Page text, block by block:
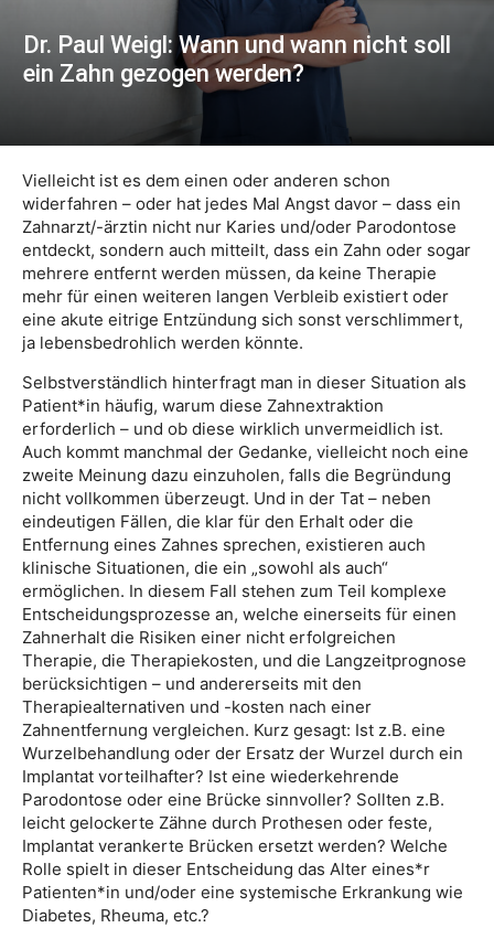
Dr. Paul Weigl: Wann und wann nicht soll
ein Zahn gezogen werden?
Vielleicht ist es dem einen oder anderen schon
widerfahren – oder hat jedes Mal Angst davor – dass ein
Zahnarzt/-ärztin nicht nur Karies und/oder Parodontose
entdeckt, sondern auch mitteilt, dass ein Zahn oder sogar
mehrere entfernt werden müssen, da keine Therapie
mehr für einen weiteren langen Verbleib existiert oder
eine akute eitrige Entzündung sich sonst verschlimmert,
ja lebensbedrohlich werden könnte.
Selbstverständlich hinterfragt man in dieser Situation als
Patient*in häufig, warum diese Zahnextraktion
erforderlich – und ob diese wirklich unvermeidlich ist.
Auch kommt manchmal der Gedanke, vielleicht noch eine
zweite Meinung dazu einzuholen, falls die Begründung
nicht vollkommen überzeugt. Und in der Tat – neben
eindeutigen Fällen, die klar für den Erhalt oder die
Entfernung eines Zahnes sprechen, existieren auch
klinische Situationen, die ein „sowohl als auch“
ermöglichen. In diesem Fall stehen zum Teil komplexe
Entscheidungsprozesse an, welche einerseits für einen
Zahnerhalt die Risiken einer nicht erfolgreichen
Therapie, die Therapiekosten, und die Langzeitprognose
berücksichtigen – und andererseits mit den
Therapiealternativen und -kosten nach einer
Zahnentfernung vergleichen. Kurz gesagt: Ist z.B. eine
Wurzelbehandlung oder der Ersatz der Wurzel durch ein
Implantat vorteilhafter? Ist eine wiederkehrende
Parodontose oder eine Brücke sinnvoller? Sollten z.B.
leicht gelockerte Zähne durch Prothesen oder feste,
Implantat verankerte Brücken ersetzt werden? Welche
Rolle spielt in dieser Entscheidung das Alter eines*r
Patienten*in und/oder eine systemische Erkrankung wie
Diabetes, Rheuma, etc.?